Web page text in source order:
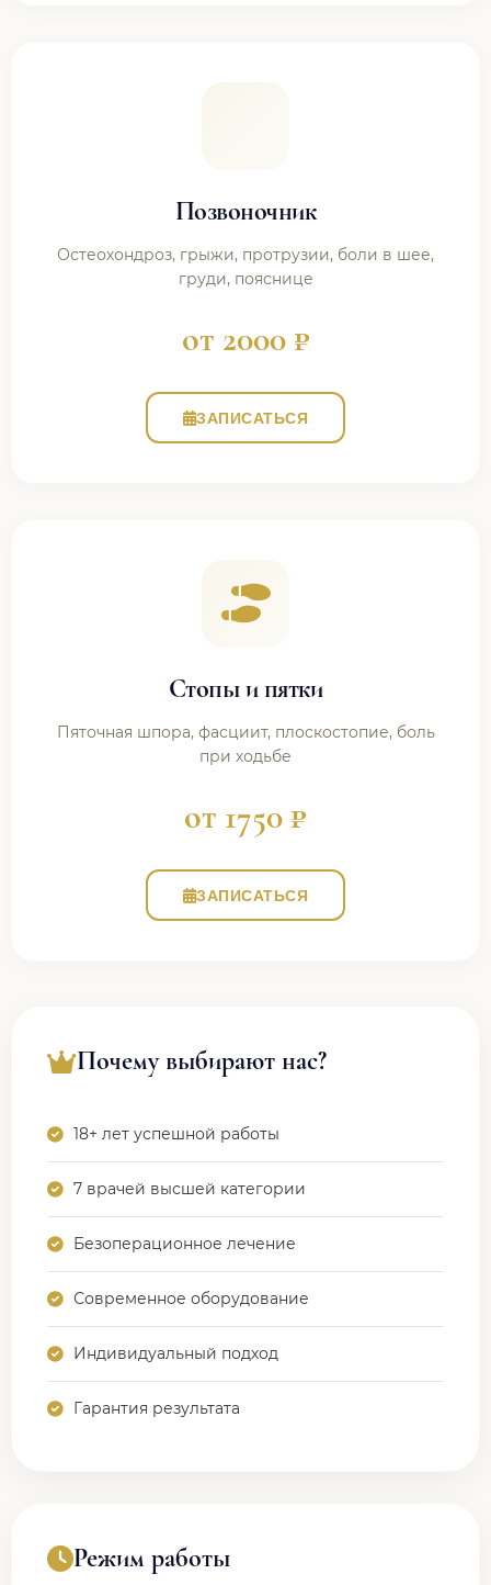
Позвоночник
Остеохондроз, грыжи, протрузии, боли в шее,
груди, пояснице
от 2000 ₽
ЗАПИСАТЬСЯ
Стопы и пятки
Пяточная шпора, фасциит, плоскостопие, боль
при ходьбе
от 1750 ₽
ЗАПИСАТЬСЯ
Почему выбирают нас?
18+ лет успешной работы
7 врачей высшей категории
Безоперационное лечение
Современное оборудование
Индивидуальный подход
Гарантия результата
Режим работы